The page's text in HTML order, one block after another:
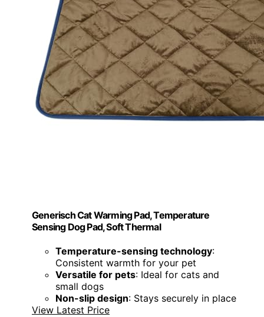
Generisch Cat Warming Pad, Temperature
Sensing Dog Pad, Soft Thermal
Temperature-sensing technology:
Consistent warmth for your pet
Versatile for pets: Ideal for cats and
small dogs
Non-slip design: Stays securely in place
View Latest Price